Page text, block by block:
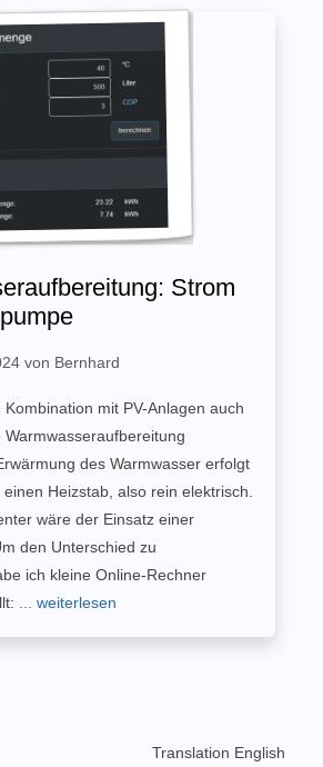
Strom
von Bernhard
mit PV-Anlagen auch
des Warmwasser erfolgt
Heizstab, also rein elektrisch.
wäre der Einsatz einer
den Unterschied zu
ich kleine Online-Rechner
... weiterlesen
Translation English